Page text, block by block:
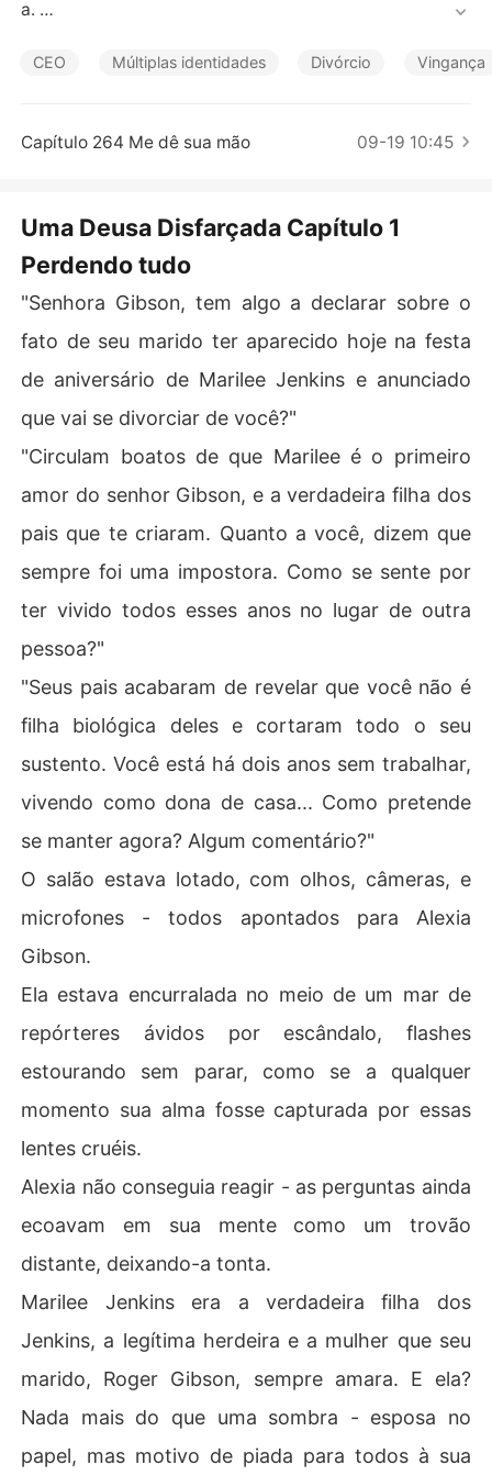
Contos Curtos
a.
O mundo esperava que ela desmoronasse, mas Waylon,
evelou suas identidades secretas, surpreendendo a tod
virou para Waylon. "Querido, não se preocupe, você po
de contar comigo."
Ele acariciou sua bochecha. "Querida, prefiro que conte
comigo."
Recentemente, comunidades internacionais ficaram pe
rplexas com três coisas: o divórcio de Alexia, o casame
CEO Múltiplas identidades Divórcio Vingança
Capítulo 264 Me dê sua mão 09-19 10:45
Uma Deusa Disfarçada Capítulo 1
Perdendo tudo
"Senhora Gibson, tem algo a declarar sobre o
fato de seu marido ter aparecido hoje na festa
de aniversário de Marilee Jenkins e anunciado
que vai se divorciar de você?"
"Circulam boatos de que Marilee é o primeiro
amor do senhor Gibson, e a verdadeira filha dos
pais que te criaram. Quanto a você, dizem que
sempre foi uma impostora. Como se sente por
ter vivido todos esses anos no lugar de outra
pessoa?"
"Seus pais acabaram de revelar que você não é
filha biológica deles e cortaram todo o seu
sustento. Você está há dois anos sem trabalhar,
vivendo como dona de casa... Como pretende
se manter agora? Algum comentário?"
O salão estava lotado, com olhos, câmeras, e
microfones - todos apontados para Alexia
Gibson.
Ela estava encurralada no meio de um mar de
repórteres ávidos por escândalo, flashes
estourando sem parar, como se a qualquer
momento sua alma fosse capturada por essas
lentes cruéis.
Alexia não conseguia reagir - as perguntas ainda
ecoavam em sua mente como um trovão
distante, deixando-a tonta.
Marilee Jenkins era a verdadeira filha dos
Jenkins, a legítima herdeira e a mulher que seu
marido, Roger Gibson, sempre amara. E ela?
Nada mais do que uma sombra - esposa no
papel, mas motivo de piada para todos à sua